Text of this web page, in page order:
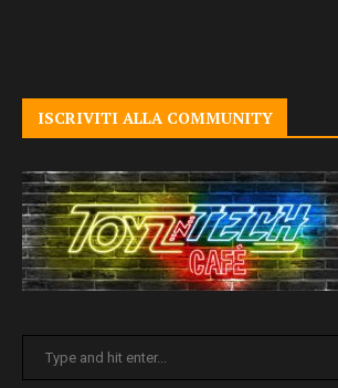
ISCRIVITI ALLA COMMUNITY